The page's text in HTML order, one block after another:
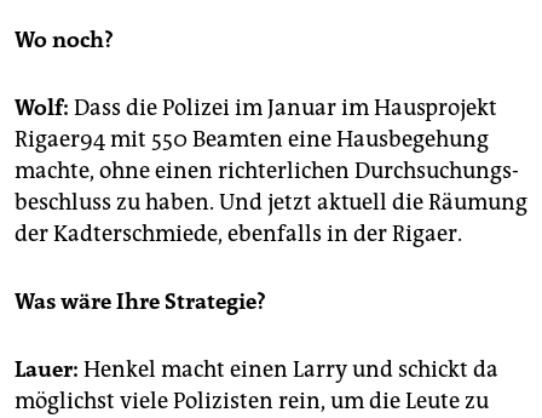
Wo noch?
Wolf: Dass die Po­li­zei im Ja­nu­ar im Haus­pro­jekt
Ri­ga­e­r94 mit 550 Be­am­ten eine Haus­be­ge­hung
mach­te, ohne einen rich­ter­li­chen Durch­su­chungs­
be­schluss zu haben. Und jetzt ak­tu­ell die Räu­mung
der Kadter­schmie­de, eben­falls in der Ri­ga­er.
Was wäre Ihre Stra­te­gie?
Lauer: Hen­kel macht einen Larry und schickt da
mög­lichst viele Po­li­zis­ten rein, um die Leute zu